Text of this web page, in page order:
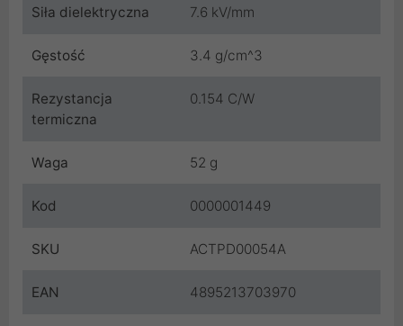
Siła dielektryczna 7.6 kV/mm
Gęstość 3.4 g/cm^3
Rezystancja
termiczna
0.154 C/W
Waga 52 g
Kod 0000001449
SKU ACTPD00054A
EAN 4895213703970